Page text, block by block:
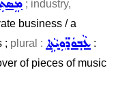
; industry,
business / a
; plural : ܥܵܒ݂ܘܿܕ̈ܘܼܝܵܬܹܐ :
of pieces of music